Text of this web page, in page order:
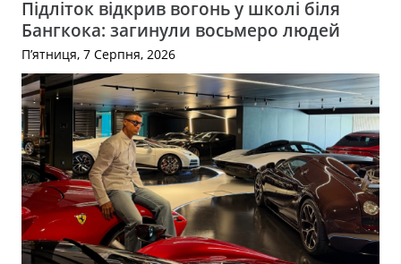
Підліток відкрив вогонь у школі біля
Бангкока: загинули восьмеро людей
П’ятниця, 7 Серпня, 2026